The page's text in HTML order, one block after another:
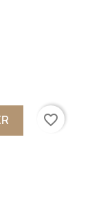
favorite_border